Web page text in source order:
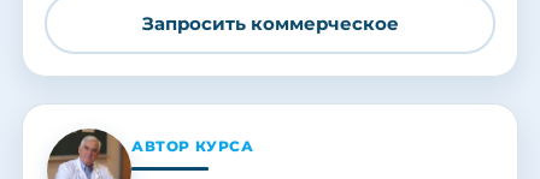
Запросить коммерческое
АВТОР КУРСА